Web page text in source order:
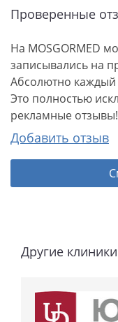
Проверенные
На MOSGORMED
записывались на
Абсолютно каждый
Это полностью
рекламные отзывы!
Добавить отзыв
Другие